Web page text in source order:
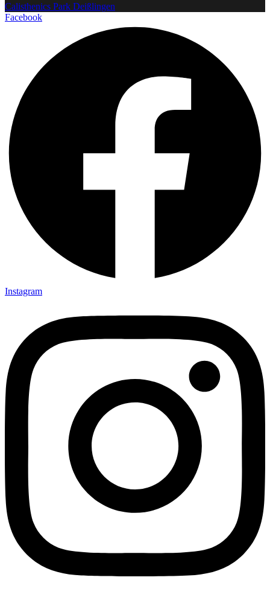
Calisthenics Park Deißlingen
Facebook
Instagram